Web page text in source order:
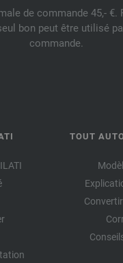
de commande 45,- €.
bon peut être utilisé
commande.
TOUT